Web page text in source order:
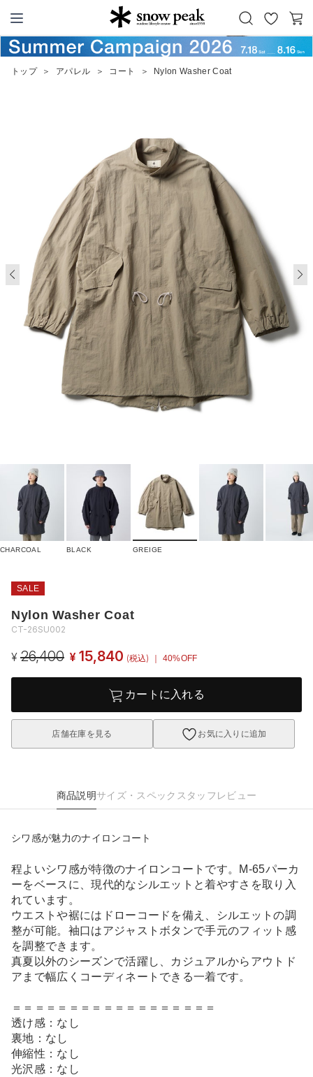
Snow Peak
お
気
カ
ー
トップ ＞ アパレル ＞ コート ＞ Nylon Washer Coat
CHARCOAL BLACK GREIGE
SALE
Nylon Washer Coat
CT-26SU002
¥ 26,400 ¥ 15,840 (税込) ｜ 40%OFF
カートに入れる
店舗在庫を見る お気に入りに追加
商品説明サイズ・スペック スタッフレビュー
シワ感が魅力のナイロンコート
程よいシワ感が特徴のナイロンコートです。M-65パーカ
ーをベースに、現代的なシルエットと着やすさを取り入
れています。
ウエストや裾にはドローコードを備え、シルエットの調
整が可能。袖口はアジャストボタンで手元のフィット感
を調整できます。
真夏以外のシーズンで活躍し、カジュアルからアウトド
アまで幅広くコーディネートできる一着です。
＝＝＝＝＝＝＝＝＝＝＝＝＝＝＝＝＝＝
透け感：なし
裏地：なし
伸縮性：なし
光沢感：なし